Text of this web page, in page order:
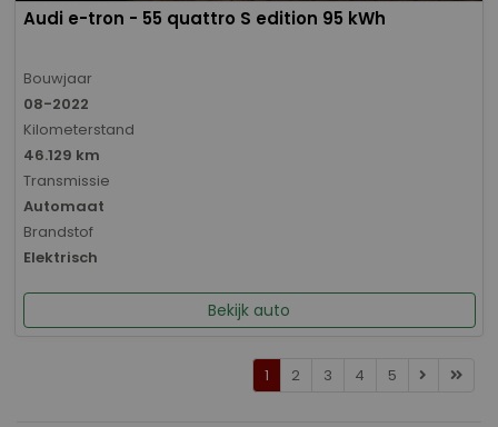
Audi e-tron - 55 quattro S edition 95 kWh
Bouwjaar
08-2022
Kilometerstand
46.129 km
Transmissie
Automaat
Brandstof
Elektrisch
Bekijk auto
1 2 3 4 5